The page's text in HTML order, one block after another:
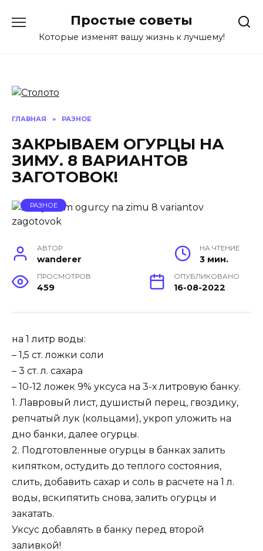
содержанию
Простые советы
Которые изменят вашу жизнь к лучшему!
ГЛАВНАЯ » РАЗНОЕ
ЗАКРЫВАЕМ ОГУРЦЫ НА
ЗИМУ. 8 ВАРИАНТОВ
ЗАГОТОВОК!
РАЗНОЕ
АВТОР
wanderer
НА ЧТЕНИЕ
3 мин.
ПРОСМОТРОВ
459
ОПУБЛИКОВАНО
16-08-2022
на 1 литр воды:
– 1,5 ст. ложки соли
– 3 ст. л. сахара
– 10-12 ложек 9% уксуса на 3-х литровую банку.
1. Лавровый лист, душистый перец, гвоздику,
репчатый лук (кольцами), укроп уложить на
дно банки, далее огурцы.
2. Подготовленные огурцы в банках залить
кипятком, остудить до теплого состояния,
слить, добавить сахар и соль в расчете на 1 л.
воды, вскипятить снова, залить огурцы и
закатать.
Уксус добавлять в банку перед второй
заливкой!